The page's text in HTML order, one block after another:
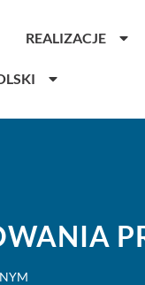
REALIZACJE